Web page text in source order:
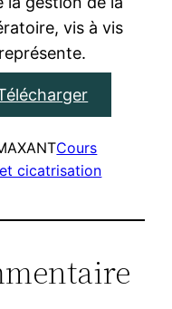
vis à vis
Cours
cicatrisation